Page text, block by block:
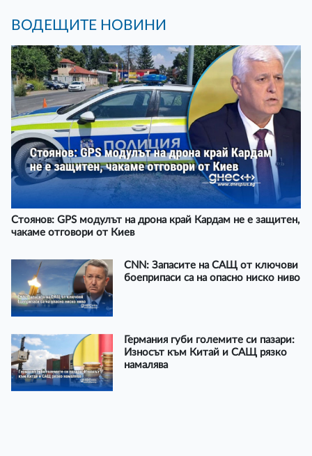
ВОДЕЩИТЕ НОВИНИ
Стоянов: GPS модулът на дрона край Кардам не е защитен,
чакаме отговори от Киев
CNN: Запасите на САЩ от ключови
боеприпаси са на опасно ниско ниво
Германия губи големите си пазари:
Износът към Китай и САЩ рязко
намалява